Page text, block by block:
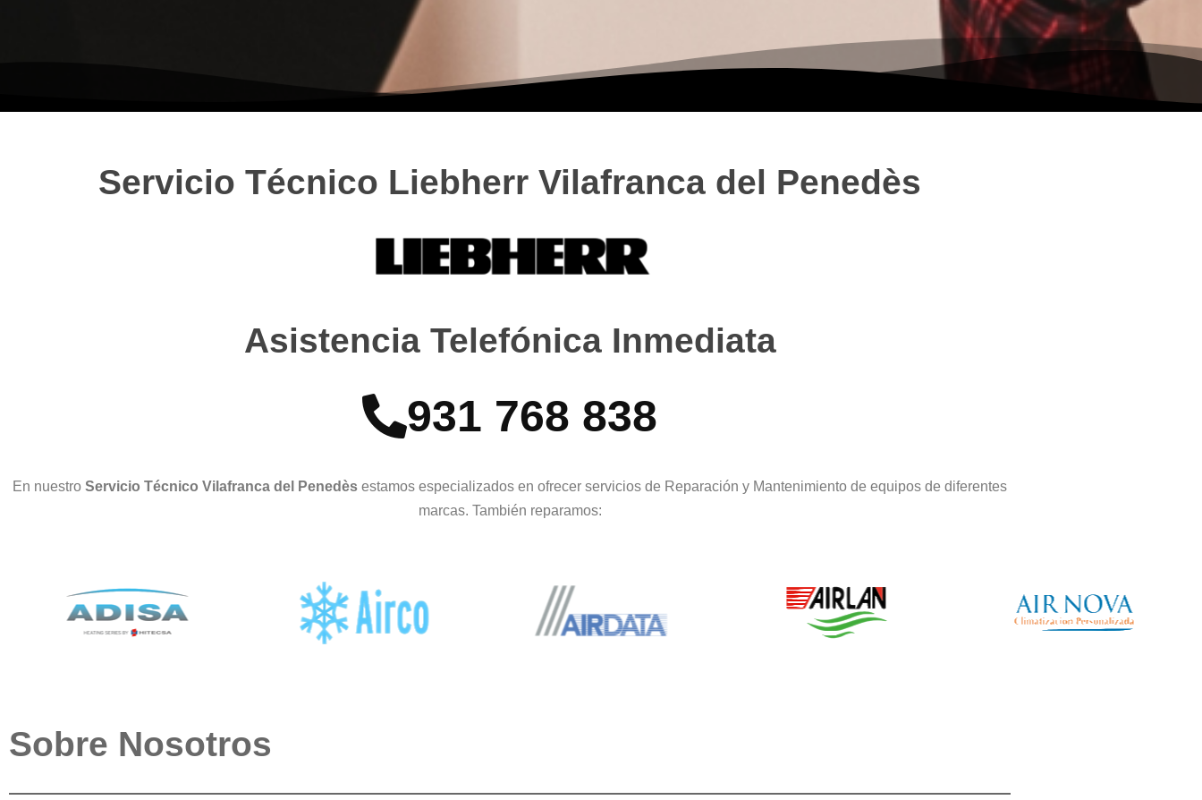
Servicio Técnico Liebherr Vilafranca del Penedès
Asistencia Telefónica Inmediata
931 768 838
En nuestro Servicio Técnico Vilafranca del Penedès estamos especializados en ofrecer servicios de Reparación y Mantenimiento de equipos de diferentes
marcas. También reparamos:
Sobre Nosotros